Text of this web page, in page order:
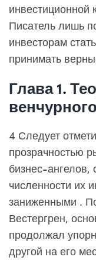
инвестиционной
Писатель лишь
инвесторам
принимать
Глава 1.
4 Следует
прозрачностью
бизнес-ангелов,
численности их
заниженными .
Вестергрен,
продолжал
другой на его